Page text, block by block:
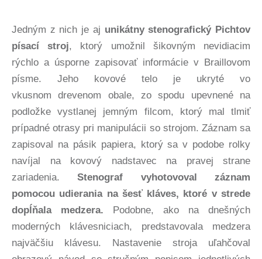
Jedným z nich je aj unikátny stenografický Pichtov
písací stroj, ktorý umožnil šikovným nevidiacim
rýchlo a úsporne zapisovať informácie v Braillovom
písme. Jeho kovové telo je ukryté vo
vkusnom drevenom obale, zo spodu upevnené na
podložke vystlanej jemným filcom, ktorý mal tlmiť
prípadné otrasy pri manipulácii so strojom. Záznam sa
zapisoval na pásik papiera, ktorý sa v podobe rolky
navíjal na kovový nadstavec na pravej strane
zariadenia.Stenograf vyhotovoval záznam
pomocou udierania na šesť kláves, ktoré v strede
dopĺňala medzera. Podobne, ako na dnešných
moderných klávesniciach, predstavovala medzera
najväčšiu klávesu. Nastavenie stroja uľahčoval